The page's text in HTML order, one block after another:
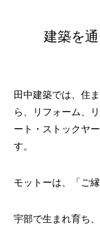
建築を
田中建築では、住
ら、リフォーム、
ート・ストックヤ
す。
モットーは、「ご
宇部で生まれ育ち